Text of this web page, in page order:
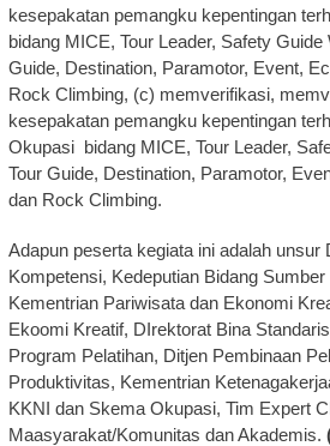
kesepakatan pemangku kepentingan
bidang MICE, Tour Leader, Safety Guide
Guide, Destination, Paramotor, Event,
Rock Climbing, (c) memverifikasi,
kesepakatan pemangku kepentingan
Okupasi bidang MICE, Tour Leader,
Tour Guide, Destination, Paramotor,
dan Rock Climbing.
Adapun peserta kegiata ini adalah unsur
Kompetensi, Kedeputian Bidang
Kementrian Pariwisata dan Ekonomi
Ekoomi Kreatif, DIrektorat Bina
Program Pelatihan, Ditjen Pembinaan
Produktivitas, Kementrian
KKNI dan Skema Okupasi, Tim Expert
Maasyarakat/Komunitas dan Akademis.